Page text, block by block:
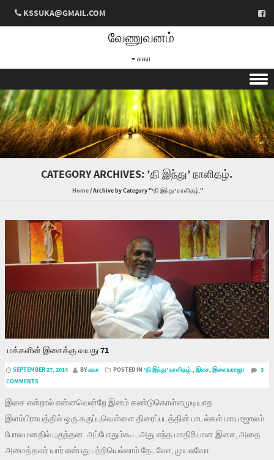
KSSUKA@GMAIL.COM
வேணுவனம்
– சுகா
Skip to content
CATEGORY ARCHIVES: ’தி இந்து’ நாளிதழ்.
Home/Archive by Category "’தி இந்து’ நாளிதழ்."
மக்களின் இசைக்கு வயது 71
SEPTEMBER 27, 2014 BYசுகா POSTED IN ’தி இந்து’ நாளிதழ்.,இசை,இளையராஜா
3
COMMENTS
இசை என்றால் என்னவென்றே இனம் கண்டுகொள்ளமுடியாத
இளம்பிராயத்தில் ஒரு கருப்புவெள்ளை திரைப்படத்தின் பாடல்கள் மாயாஜாலம்
போல மனதில் புகுந்தன. அப்போதும்கூட அது எந்த மாதிரியான இசை, அதை
அமைத்தவர் யார் என்பது பற்றியெல்லாம் தேடவோ, முயலவோ